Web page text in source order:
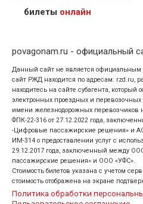
кого оформлен билет.
билеты онлайн
povagonam.ru - официальный
Данный сайт не является
сайт РЖД находится по адресам: rzd.ru,
находитесь на сайте субагента, который
электронных проездных и перевозочных
имени железнодорожных перевозчиков
ФПК-22-316 от 27.12.2022 года,
-Цифровые пассажирские решения» и
ИМ-314 о предоставлении услуг с
29.12.2017 года, заключенный между
пассажирские решения» и ООО «УФС».
Стоимость билетов указана с учетом
стоимость отображена на экране
Политика обработки